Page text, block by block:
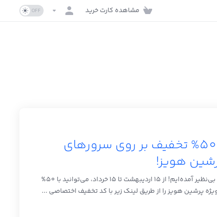
مشاهده کارت خرید
تخفیف داغ بهاری! 50% تخفیف بر روی سرورهای
هویز!
به استقبال بهار، با یک پیشنهاد ویژه و بی‌نظیر آمده‌ایم! از 15 اردیبهشت تا 15 خرداد، می‌توانید با 50%
پرشین هویز را از طریق لینک زیر با کد تخفیف اختصاصی ...